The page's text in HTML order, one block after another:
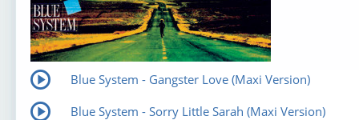
Blue System - Gangster Love (Maxi Version)
Blue System - Sorry Little Sarah (Maxi Version)